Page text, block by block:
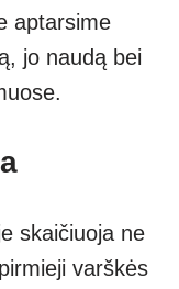
aptarsime
jo naudą bei
skaičiuoja ne
varškės